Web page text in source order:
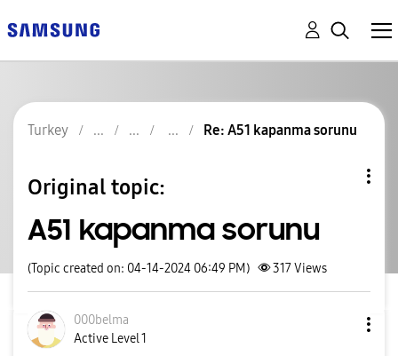
Turkey Re: A51 kapanma sorunu
Original topic:
A51 kapanma sorunu
(Topic created on: 04-14-2024 06:49 PM) 317Views
000belma
Active Level 1